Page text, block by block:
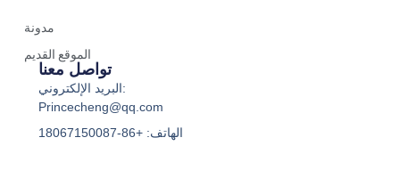
مدونة
الموقع القديم
تواصل معنا
البريد الإلكتروني:
Princecheng@qq.com